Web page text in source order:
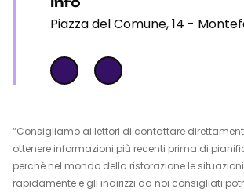
Piazza del Comune, 14 -
“Consigliamo ai lettori di contattare
ottenere informazioni più recenti prima di
perché nel mondo della ristorazione le
rapidamente e gli indirizzi da noi consigliati